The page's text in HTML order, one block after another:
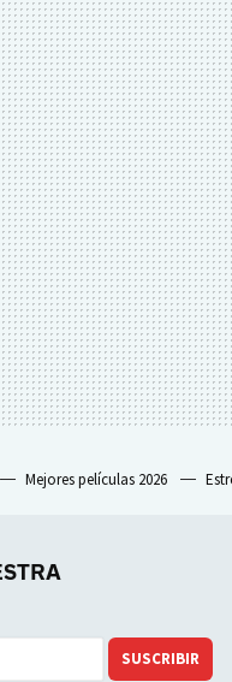
Mejores películas 2026
SUSCRIBIR